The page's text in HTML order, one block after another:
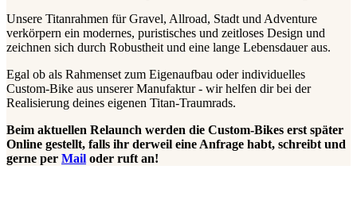
Unsere Titanrahmen für Gravel, Allroad, Stadt und Adventure
verkörpern ein modernes, puristisches und zeitloses Design und
zeichnen sich durch Robustheit und eine lange Lebensdauer aus.
Egal ob als Rahmenset zum Eigenaufbau oder individuelles
Custom-Bike aus unserer Manufaktur - wir helfen dir bei der
Realisierung deines eigenen Titan-Traumrads.
Beim aktuellen Relaunch werden die Custom-Bikes erst später
Online gestellt, falls ihr derweil eine Anfrage habt, schreibt und
gerne per Mail oder ruft an!